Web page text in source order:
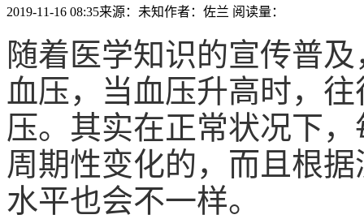
2019-11-16 08:35来源：未知作者：佐兰 阅读量：
随着医学知识的宣传普
血压，当血压升高时，
压。其实在正常状况下
周期性变化的，而且根
水平也会不一样。